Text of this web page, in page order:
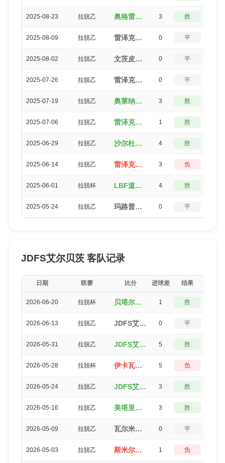
2025-08-23 拉脱乙 奥格雷联合（3-0）雷泽克内 3 胜
2025-08-09 拉脱乙 雷泽克内（0-0）JDFS艾尔贝茨 0 平
2025-08-02 拉脱乙 文茨皮尔斯（1-1）雷泽克内 0 平
2025-07-26 拉脱乙 雷泽克内（0-0）列加斯B队 0 平
2025-07-19 拉脱乙 奥莱纳（3-0）雷泽克内 3 胜
2025-07-06 拉脱乙 雷泽克内（2-1）斯米尔泰 1 胜
2025-06-29 拉脱乙 沙尔杜斯利维诺（6-2）雷泽克内 4 胜
2025-06-14 拉脱乙 雷泽克内（2-5）贝塔尔里加水手 3 负
2025-06-01 拉脱杯 LBF道加瓦（4-0）雷泽克内 4 胜
2025-05-24 拉脱乙 玛路普（1-1）雷泽克内 0 平
JDFS艾尔贝茨 客队记录
日期 联赛 比分 进球差 结果
2026-06-20 拉脱杯 贝塔尔里加水手（1-0）JDFS艾尔贝茨 1 胜
2026-06-13 拉脱乙 JDFS艾尔贝茨（0-0）沙尔杜斯利维诺 0 平
2026-05-31 拉脱乙 JDFS艾尔贝茨（6-1）图库姆斯B队 5 胜
2026-05-28 拉脱杯 伊卡瓦（0-5）JDFS艾尔贝茨 5 负
2026-05-24 拉脱乙 JDFS艾尔贝茨（4-1）斯坎斯特 3 胜
2026-05-16 拉脱乙 美塔里加（4-1）JDFS艾尔贝茨 3 胜
2026-05-09 拉脱乙 瓦尔米耶拉（1-1）JDFS艾尔贝茨 0 平
2026-05-03 拉脱乙 斯米尔泰（2-3）JDFS艾尔贝茨 1 负